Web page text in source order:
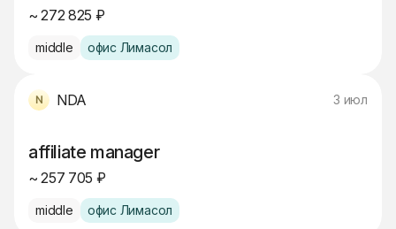
~ 272 825 ₽
middle офис Лимасол
NDA 3 июл
affiliate manager
~ 257 705 ₽
middle офис Лимасол